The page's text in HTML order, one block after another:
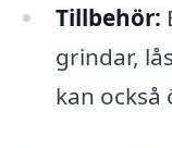
Tillbehör:
grindar,
kan